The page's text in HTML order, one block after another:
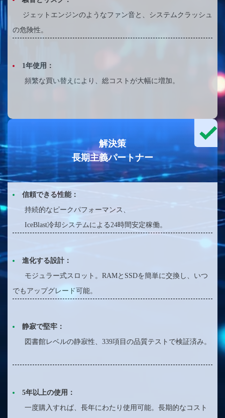
ジェットエンジンのようなファン音と、システムクラッシュ
の危険性。
1年使用：
頻繁な買い替えにより、総コストが大幅に増加。
解決策
長期主義パートナー
信頼できる性能：
持続的なピークパフォーマンス、
IceBlast冷却システムによる24時間安定稼働。
進化する設計：
モジュラー式スロット。RAMとSSDを簡単に交換し、いつ
でもアップグレード可能。
静寂で堅牢：
図書館レベルの静寂性、339項目の品質テストで検証済み。
5年以上の使用：
一度購入すれば、長年にわたり使用可能。長期的なコスト